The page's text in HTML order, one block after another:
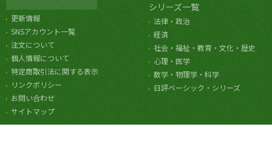
更新情報
SNSアカウント一覧
注文について
個人情報について
特定商取引法に関する表示
リンクポリシー
お問い合わせ
サイトマップ
シリーズ一覧
法律・政治
経済
社会・福祉・教育・文化・歴史
心理・医学
数学・物理学・科学
日評ベーシック・シリーズ